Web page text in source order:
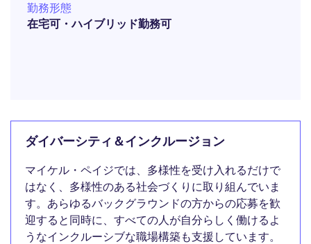
勤務形態
在宅可・ハイブリッド勤務可
ダイバーシティ＆インクルージョン
マイケル・ペイジでは、多様性を受け入れるだけで
はなく、多様性のある社会づくりに取り組んでいま
す。あらゆるバックグラウンドの方からの応募を歓
迎すると同時に、すべての人が自分らしく働けるよ
うなインクルーシブな職場構築も支援しています。